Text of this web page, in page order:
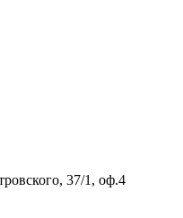
37/1, оф.4